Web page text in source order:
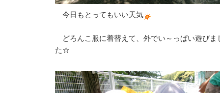
今日もとってもいい天気
どろんこ服に着替えて、外でい～っぱい遊びま
た☆